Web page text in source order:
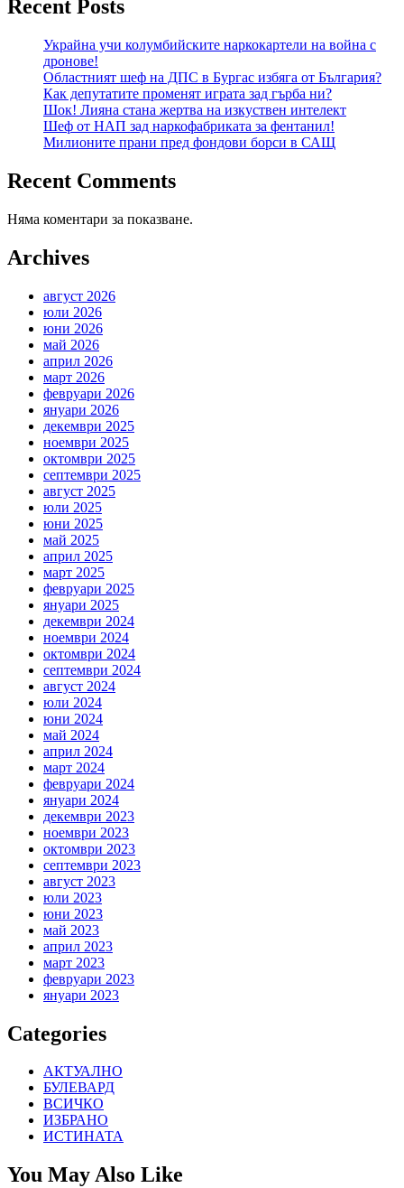
Recent Posts
Украйна учи колумбийските наркокартели на война с
дронове!
Областният шеф на ДПС в Бургас избяга от България?
Как депутатите променят играта зад гърба ни?
Шок! Лияна стана жертва на изкуствен интелект
Шеф от НАП зад наркофабриката за фентанил!
Милионите прани пред фондови борси в САЩ
Recent Comments
Няма коментари за показване.
Archives
август 2026
юли 2026
юни 2026
май 2026
април 2026
март 2026
февруари 2026
януари 2026
декември 2025
ноември 2025
октомври 2025
септември 2025
август 2025
юли 2025
юни 2025
май 2025
април 2025
март 2025
февруари 2025
януари 2025
декември 2024
ноември 2024
октомври 2024
септември 2024
август 2024
юли 2024
юни 2024
май 2024
април 2024
март 2024
февруари 2024
януари 2024
декември 2023
ноември 2023
октомври 2023
септември 2023
август 2023
юли 2023
юни 2023
май 2023
април 2023
март 2023
февруари 2023
януари 2023
Categories
АКТУАЛНО
БУЛЕВАРД
ВСИЧКО
ИЗБРАНО
ИСТИНАТА
You May Also Like